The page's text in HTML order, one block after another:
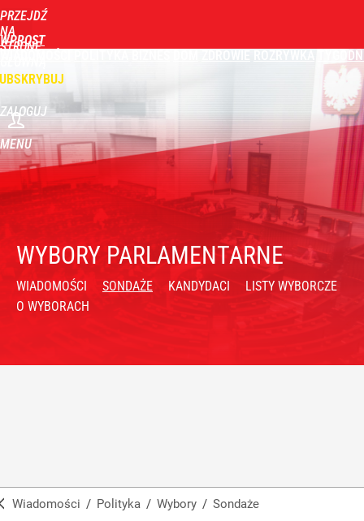
PRZEJDŹ
NA
STRONĘ
WPROST
ZALOGUJ
MENU
WYBORY PARLAMENTARNE
WIADOMOŚCI SONDAŻE KANDYDACI
LISTY WYBORCZE
O WYBORACH
Wiadomości / Polityka / Wybory / Sondaże